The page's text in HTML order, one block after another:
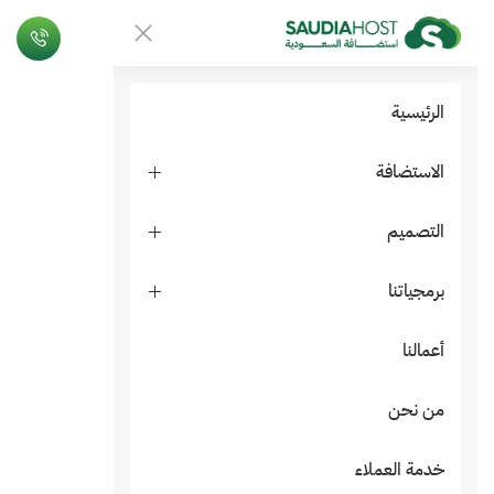
الرئيسية
الاستضافة
التصميم
برمجياتنا
أعمالنا
من نحن
خدمة العملاء